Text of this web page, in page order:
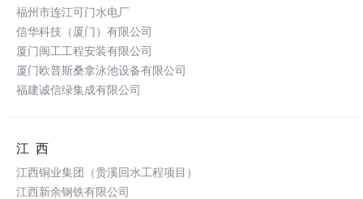
福州市连江可门水电厂
信华科技（厦门）有限公司
厦门闽工工程安装有限公司
厦门欧普斯桑拿泳池设备有限公司
福建诚信绿集成有限公司
江西
江西铜业集团（贵溪回水工程项目）
江西新余钢铁有限公司